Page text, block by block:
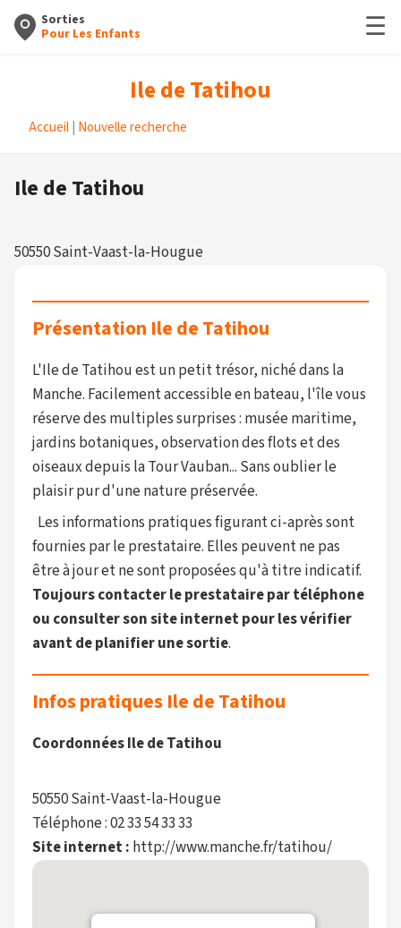
Sorties
Pour Les Enfants
☰
Ile de Tatihou
Accueil Nouvelle recherche
Ile de Tatihou
50550 Saint-Vaast-la-Hougue
Présentation Ile de Tatihou
L'Ile de Tatihou est un petit trésor, niché dans la
Manche. Facilement accessible en bateau, l'île vous
réserve des multiples surprises : musée maritime,
jardins botaniques, observation des flots et des
oiseaux depuis la Tour Vauban... Sans oublier le
plaisir pur d'une nature préservée.
Les informations pratiques figurant ci-après sont
fournies par le prestataire. Elles peuvent ne pas
être à jour et ne sont proposées qu'à titre indicatif.
Toujours contacter le prestataire par téléphone
ou consulter son site internet pour les vérifier
avant de planifier une sortie.
Infos pratiques Ile de Tatihou
Coordonnées Ile de Tatihou
50550 Saint-Vaast-la-Hougue
Téléphone : 02 33 54 33 33
Site internet : http://www.manche.fr/tatihou/